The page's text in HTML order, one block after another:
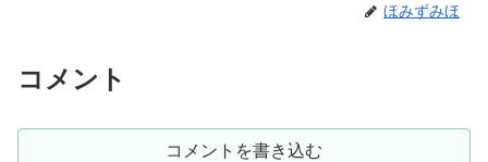
ほみずみほ
コメント
コメントを書き込む